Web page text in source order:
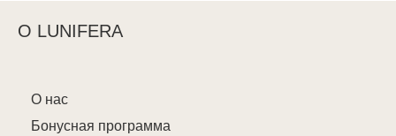
О LUNIFERA
О нас
Бонусная программа